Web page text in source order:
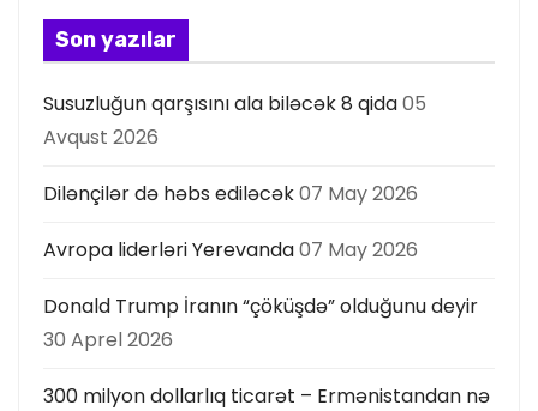
s
ı
Son yazılar
Susuzluğun qarşısını ala biləcək 8 qida05
Avqust 2026
Dilənçilər də həbs ediləcək07 May 2026
Avropa liderləri Yerevanda07 May 2026
Donald Trump İranın “çöküşdə” olduğunu deyir
30 Aprel 2026
300 milyon dollarlıq ticarət – Ermənistandan nə